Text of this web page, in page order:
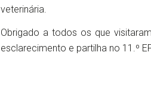
veterinária.
Obrigado a todos os que
esclarecimento e partilha no 11.º